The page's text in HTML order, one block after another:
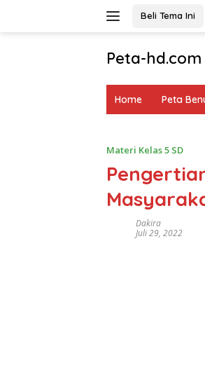
Beli Tema Ini
Peta-hd.com
Gambar
Home Peta
Materi Kelas 5 SD
Dakira
Juli 29, 2022